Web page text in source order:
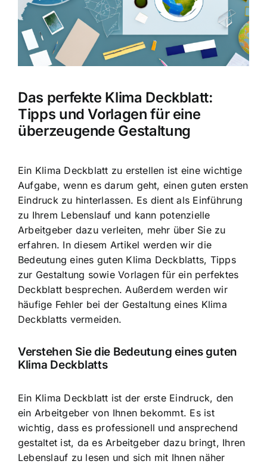
Das perfekte Klima Deckblatt:
Tipps und Vorlagen für eine
überzeugende Gestaltung
Ein Klima Deckblatt zu erstellen ist eine wichtige
Aufgabe, wenn es darum geht, einen guten ersten
Eindruck zu hinterlassen. Es dient als Einführung
zu Ihrem Lebenslauf und kann potenzielle
Arbeitgeber dazu verleiten, mehr über Sie zu
erfahren. In diesem Artikel werden wir die
Bedeutung eines guten Klima Deckblatts, Tipps
zur Gestaltung sowie Vorlagen für ein perfektes
Deckblatt besprechen. Außerdem werden wir
häufige Fehler bei der Gestaltung eines Klima
Deckblatts vermeiden.
Verstehen Sie die Bedeutung eines guten
Klima Deckblatts
Ein Klima Deckblatt ist der erste Eindruck, den
ein Arbeitgeber von Ihnen bekommt. Es ist
wichtig, dass es professionell und ansprechend
gestaltet ist, da es Arbeitgeber dazu bringt, Ihren
Lebenslauf zu lesen und sich mit Ihnen näher